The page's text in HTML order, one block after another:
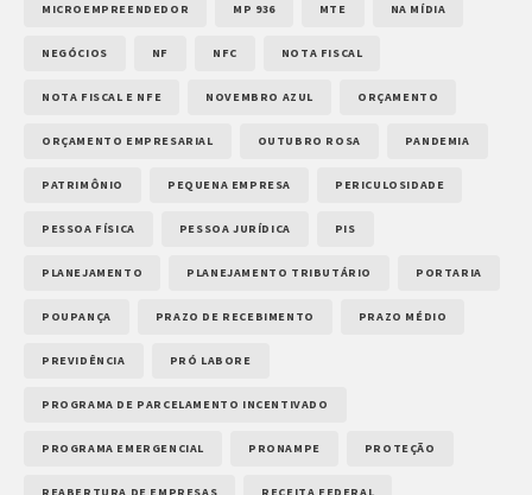
MICROEMPREENDEDOR MP 936 MTE NA MÍDIA
NEGÓCIOS NF NFC NOTA FISCAL
NOTA FISCAL E NFE NOVEMBRO AZUL ORÇAMENTO
ORÇAMENTO EMPRESARIAL OUTUBRO ROSA PANDEMIA
PATRIMÔNIO PEQUENA EMPRESA PERICULOSIDADE
PESSOA FÍSICA PESSOA JURÍDICA PIS
PLANEJAMENTO PLANEJAMENTO TRIBUTÁRIO PORTARIA
POUPANÇA PRAZO DE RECEBIMENTO PRAZO MÉDIO
PREVIDÊNCIA PRÓ LABORE
PROGRAMA DE PARCELAMENTO INCENTIVADO
PROGRAMA EMERGENCIAL PRONAMPE PROTEÇÃO
REABERTURA DE EMPRESAS RECEITA FEDERAL